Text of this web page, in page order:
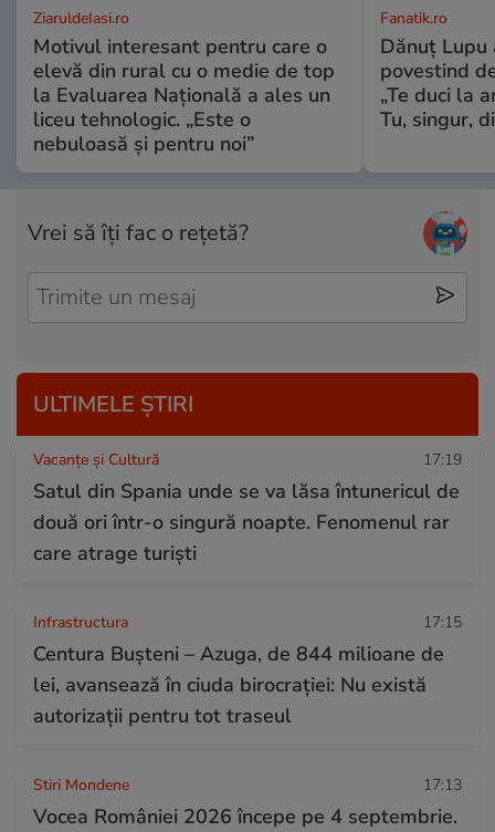
ZiaruldeIasi.ro
Motivul interesant pentru care o
elevă din rural cu o medie de top
la Evaluarea Națională a ales un
liceu tehnologic. „Este o
nebuloasă și pentru noi”
Fanatik.ro
Dănuț Lupu
povestind
„Te duci la
Tu, singur,
Vrei să îți fac o rețetă?
ULTIMELE ȘTIRI
Vacanțe și Cultură 17:19
Satul din Spania unde se va lăsa întunericul de
două ori într-o singură noapte. Fenomenul rar
care atrage turiști
Infrastructura 17:15
Centura Bușteni – Azuga, de 844 milioane de
lei, avansează în ciuda birocrației: Nu există
autorizații pentru tot traseul
Stiri Mondene 17:13
Vocea României 2026 începe pe 4 septembrie.